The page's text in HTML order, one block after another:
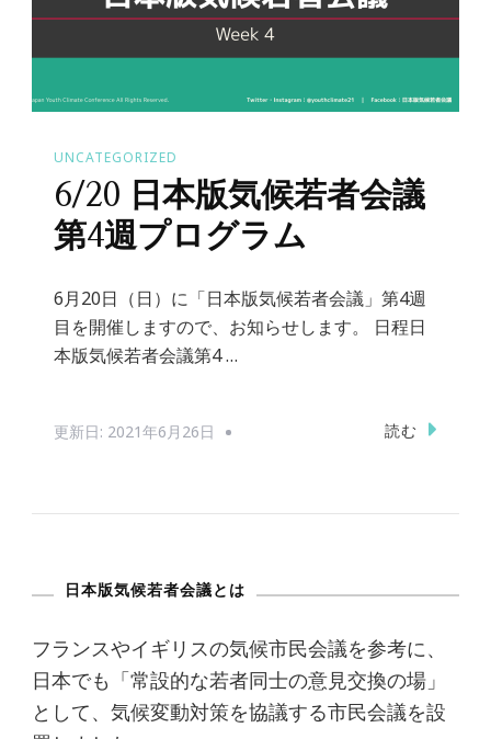
UNCATEGORIZED
6/20 日本版気候若者会議
第4週プログラム
6月20日（日）に「日本版気候若者会議」第4週
目を開催しますので、お知らせします。 日程日
本版気候若者会議第4 …
更新日: 2021年6月26日 読む
日本版気候若者会議とは
フランスやイギリスの気候市民会議を参考に、
日本でも「常設的な若者同士の意見交換の場」
として、気候変動対策を協議する市民会議を設